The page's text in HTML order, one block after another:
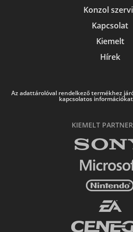
Konzol
Kapcsolat
Kiemelt
Hírek
Az adattárolóval rendelkező termékhez
kapcsolatos
KIEMELT